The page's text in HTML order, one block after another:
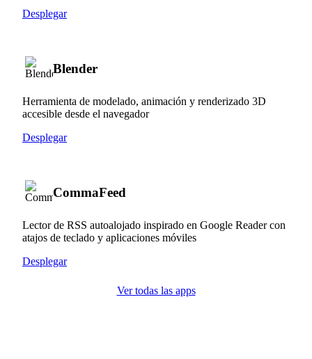
Desplegar
Blender
Herramienta de modelado, animación y renderizado 3D
accesible desde el navegador
Desplegar
CommaFeed
Lector de RSS autoalojado inspirado en Google Reader con
atajos de teclado y aplicaciones móviles
Desplegar
Ver todas las apps